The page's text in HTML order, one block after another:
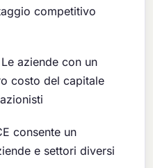
competitivo
Le aziende con un
costo del capitale
consente un
e settori diversi